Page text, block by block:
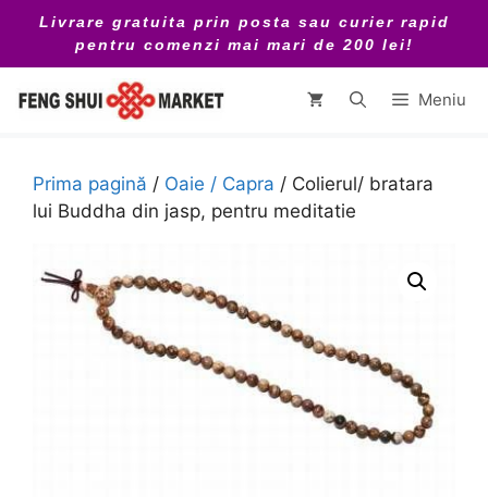
conținut
Livrare gratuita prin posta sau curier rapid
pentru comenzi mai mari de 200 lei!
Meniu
Prima pagină / Oaie / Capra / Colierul/ bratara
lui Buddha din jasp, pentru meditatie